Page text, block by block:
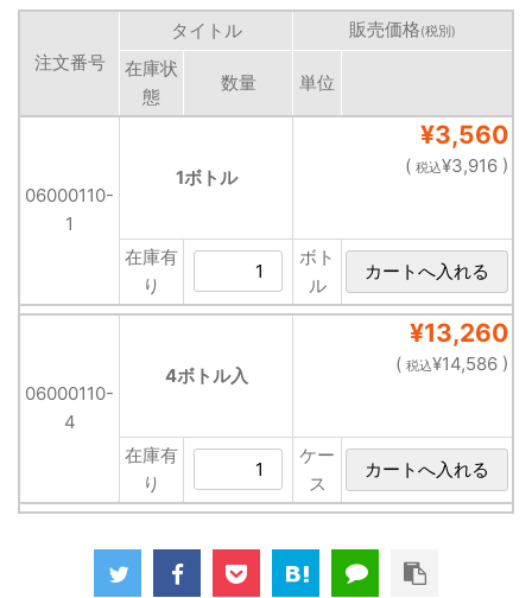
注文番号
タイトル 販売価格(税別)
在庫状
態
数量 単位
06000110-
1
1ボトル
¥3,560
( 税込¥3,916 )
在庫有
り
ボト
ル
06000110-
4
4ボトル入
¥13,260
( 税込¥14,586 )
在庫有
り
ケー
ス